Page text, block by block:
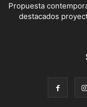
Propuesta
destacados